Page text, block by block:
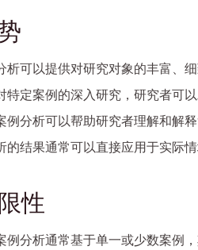
析可以提供对研究对象的丰富、
特定案例的深入研究，研究者可
例分析可以帮助研究者理解和解
的结果通常可以直接应用于实际
性
例分析通常基于单一或少数案例